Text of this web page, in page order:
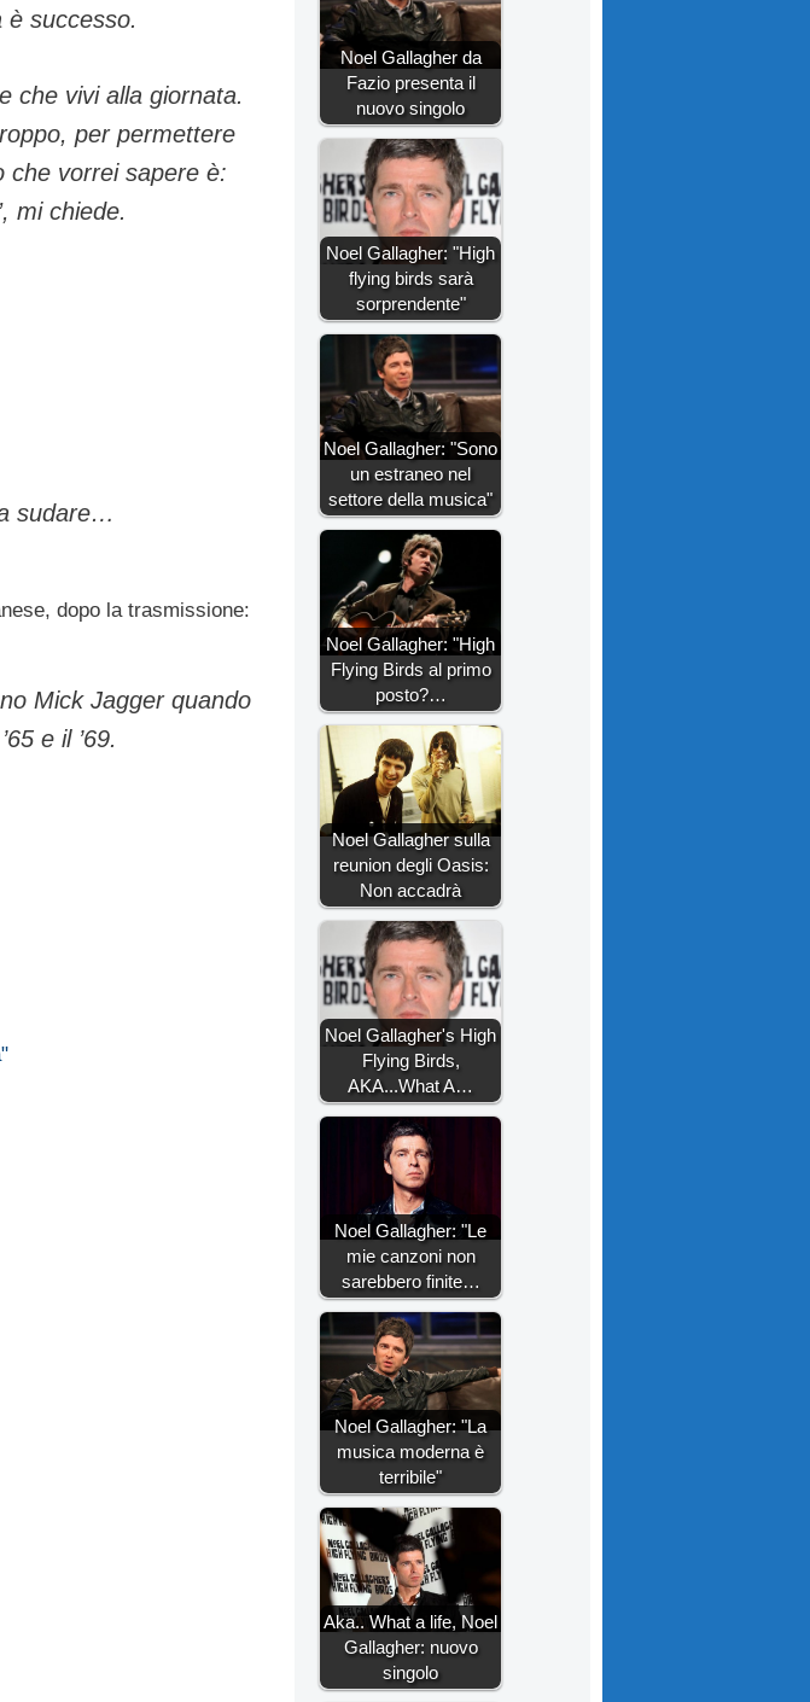
successo.
che vivi alla giornata.
per permettere
che vorrei sapere è:
mi chiede.
sudare…
dopo la trasmissione:
Mick Jagger quando
e il ’69.
Noel Gallagher da
Fazio presenta il
nuovo singolo
Noel Gallagher: "High
flying birds sarà
sorprendente"
Noel Gallagher: "Sono
un estraneo nel
settore della musica"
Noel Gallagher: "High
Flying Birds al primo
posto?…
Noel Gallagher sulla
reunion degli Oasis:
Non accadrà
Noel Gallagher's High
Flying Birds,
AKA...What A…
Noel Gallagher: "Le
mie canzoni non
sarebbero finite…
Noel Gallagher: "La
musica moderna è
terribile"
Aka.. What a life, Noel
Gallagher: nuovo
singolo